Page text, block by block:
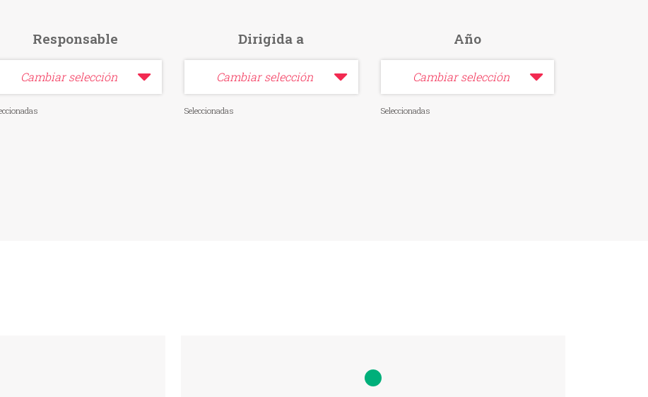
Responsable
Cambiar selección
Dirigida a
Cambiar selección
Seleccionadas
Año
Cambiar selección
Seleccionadas